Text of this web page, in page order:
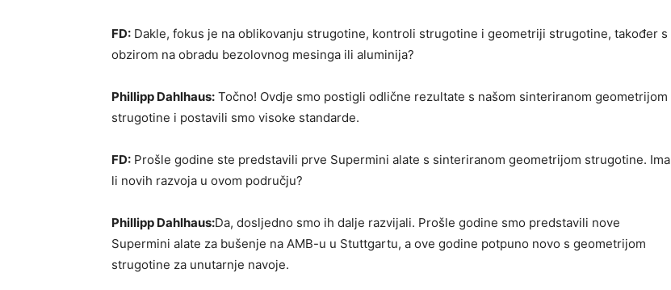
FD: Dakle, fokus je na oblikovanju strugotine, kontroli strugotine i geometriji strugotine, također s
obzirom na obradu bezolovnog mesinga ili aluminija?
Phillipp Dahlhaus: Točno! Ovdje smo postigli odlične rezultate s našom sinteriranom geometrijom
strugotine i postavili smo visoke standarde.
FD: Prošle godine ste predstavili prve Supermini alate s sinteriranom geometrijom strugotine. Ima
li novih razvoja u ovom području?
Phillipp Dahlhaus:Da, dosljedno smo ih dalje razvijali. Prošle godine smo predstavili nove
Supermini alate za bušenje na AMB-u u Stuttgartu, a ove godine potpuno novo s geometrijom
strugotine za unutarnje navoje.